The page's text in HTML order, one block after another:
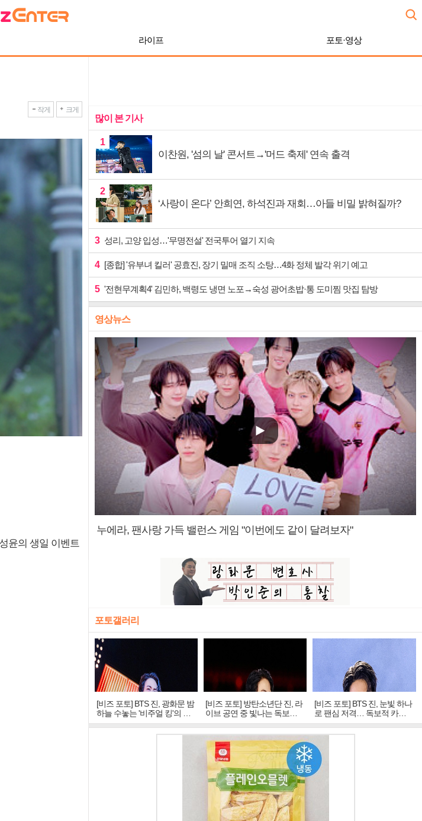
라이프 포토·영상
작게 크게
윤의 생일 이벤트
많이 본 기사
1
이찬원, '섬의 날' 콘서트→'머드 축제' 연속 출격
2
‘사랑이 온다’ 안희연, 하석진과 재회…아들 비밀 밝혀질까?
3 성리, 고양 입성…'무명전설' 전국투어 열기 지속
4 [종합] '유부녀 킬러' 공효진, 장기 밀매 조직 소탕…4화 정체 발각 위기 예고
5 '전현무계획4' 김민하, 백령도 냉면 노포→숙성 광어초밥·통 도미찜 맛집 탐방
영상뉴스
누에라, 팬사랑 가득 밸런스 게임 "이번에도 같이 달려보자"
포토갤러리
[비즈 포토] BTS 진, 광화문 밤
하늘 수놓는 '비주얼 킹'의 열
창
[비즈 포토] 방탄소년단 진, 라
이브 공연 중 빛나는 독보적
아우라
[비즈 포토] BTS 진, 눈빛 하나
로 팬심 저격… 독보적 카리
스마